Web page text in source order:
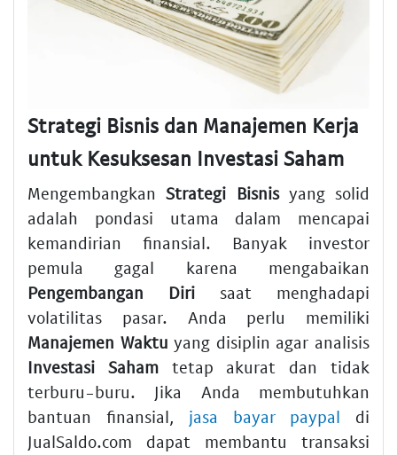
Strategi Bisnis dan Manajemen Kerja
untuk Kesuksesan Investasi Saham
MengembangkanStrategi Bisnisyang solid
adalah pondasi utama dalam mencapai
kemandirian finansial. Banyak investor
pemula gagal karena mengabaikan
Pengembangan Diri saat menghadapi
volatilitas pasar. Anda perlu memiliki
Manajemen Waktu yang disiplin agar analisis
Investasi Sahamtetap akurat dan tidak
terburu-buru. Jika Anda membutuhkan
bantuan finansial, jasa bayar paypal di
JualSaldo.com dapat membantu transaksi